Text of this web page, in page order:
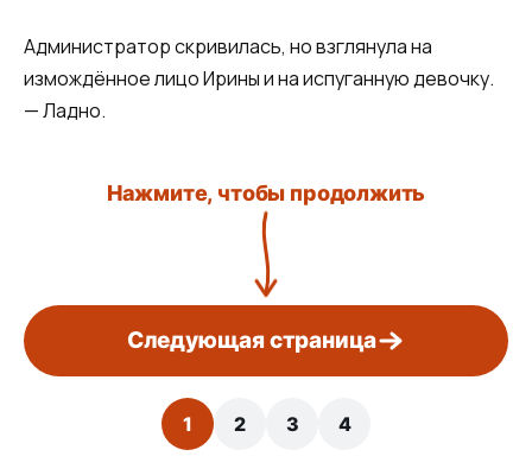
Администратор скривилась, но взглянула на
измождённое лицо Ирины и на испуганную девочку.
— Ладно.
Нажмите, чтобы продолжить
Следующая страница
1 2 3 4